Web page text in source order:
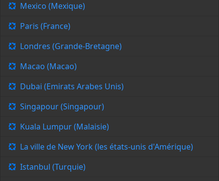
Mexico (Mexique)
Paris (France)
Londres (Grande-Bretagne)
Macao (Macao)
Dubai (Emirats Arabes Unis)
Singapour (Singapour)
Kuala Lumpur (Malaisie)
La ville de New York (les états-unis d'Amérique)
Istanbul (Turquie)